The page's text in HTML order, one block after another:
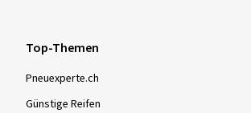
Top-Themen
Pneuexperte.ch
Günstige Reifen